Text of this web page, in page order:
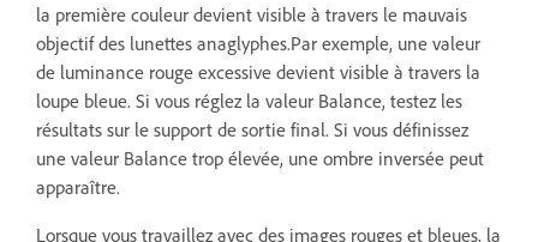
la première couleur devient visible à travers le mauvais
objectif des lunettes anaglyphes.Par exemple, une valeur
de luminance rouge excessive devient visible à travers la
loupe bleue. Si vous réglez la valeur Balance, testez les
résultats sur le support de sortie final. Si vous définissez
une valeur Balance trop élevée, une ombre inversée peut
apparaître.
Lorsque vous travaillez avec des images rouges et bleues, la